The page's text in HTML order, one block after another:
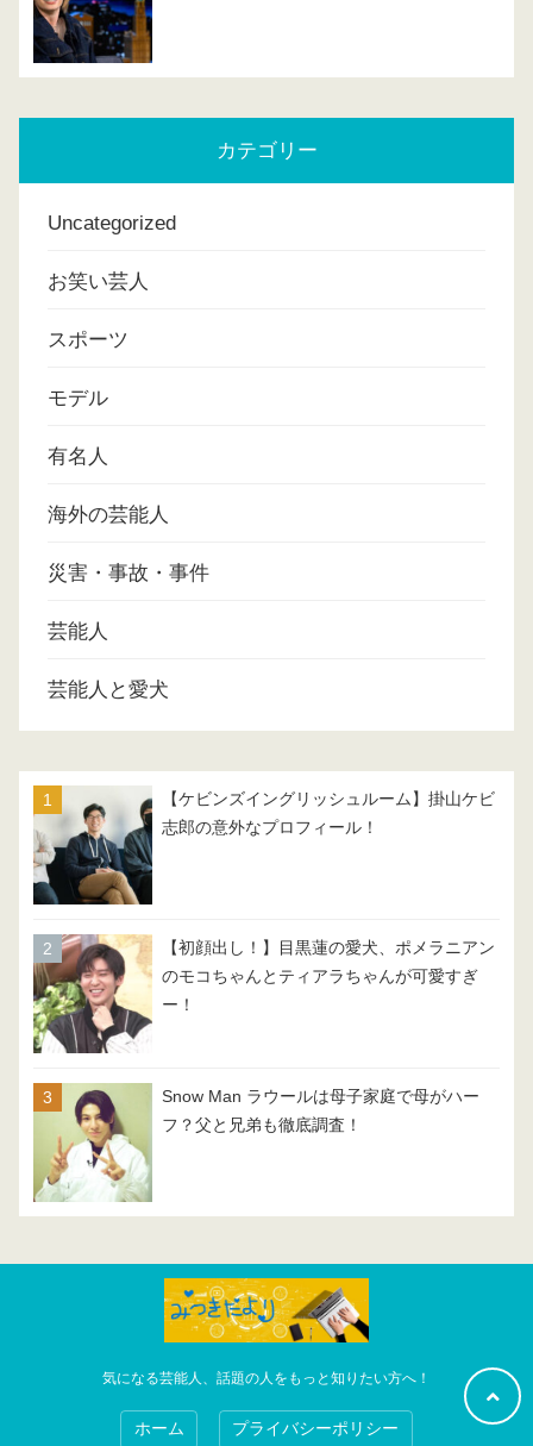
カテゴリー
Uncategorized
お笑い芸人
スポーツ
モデル
有名人
海外の芸能人
災害・事故・事件
芸能人
芸能人と愛犬
【ケビンズイングリッシュルーム】掛山ケビ
志郎の意外なプロフィール！
【初顔出し！】目黒蓮の愛犬、ポメラニアン
のモコちゃんとティアラちゃんが可愛すぎ
ー！
Snow Man ラウールは母子家庭で母がハー
フ？父と兄弟も徹底調査！
気になる芸能人、話題の人をもっと知りたい方へ！
ホーム プライバシーポリシー